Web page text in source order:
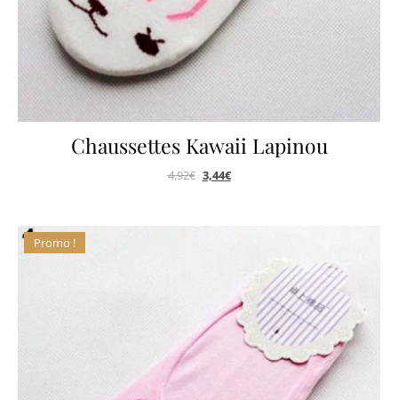
Chaussettes Kawaii Lapinou
4,92€ 3,44€
Promo !